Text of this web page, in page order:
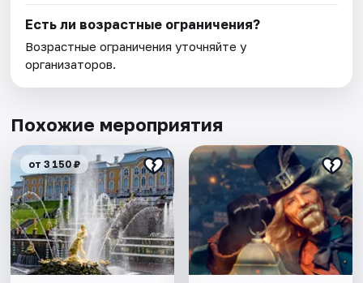
Есть ли возрастные ограничения?
Возрастные ограничения уточняйте у
организаторов.
Похожие мероприятия
от 3 150 ₽